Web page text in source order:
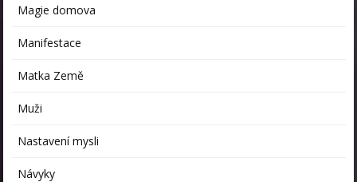
Magie domova
Manifestace
Matka Země
Muži
Nastavení mysli
Návyky